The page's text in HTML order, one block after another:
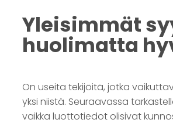
Yleisimmät
huolimatta
On useita tekijöitä, jotka
yksi niistä. Seuraavassa
vaikka luottotiedot olisivat